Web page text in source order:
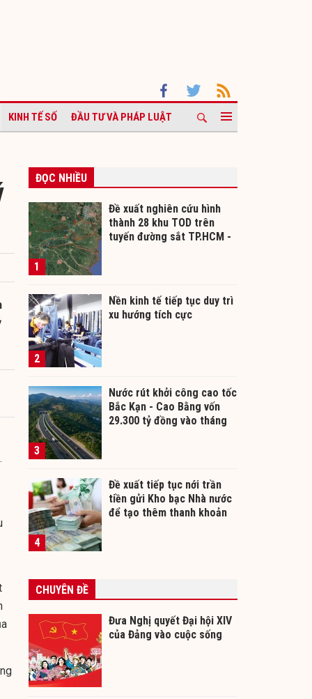
KINH TẾ SỐ ĐẦU TƯ VÀ PHÁP LUẬT
ĐỌC NHIỀU
1
Đề xuất nghiên cứu hình
thành 28 khu TOD trên
tuyến đường sắt TP.HCM -
2
Nền kinh tế tiếp tục duy trì
xu hướng tích cực
3
Nước rút khởi công cao tốc
Bắc Kạn - Cao Bằng vốn
29.300 tỷ đồng vào tháng
4
Đề xuất tiếp tục nới trần
tiền gửi Kho bạc Nhà nước
để tạo thêm thanh khoản
CHUYÊN ĐỀ
Đưa Nghị quyết Đại hội XIV
của Đảng vào cuộc sống